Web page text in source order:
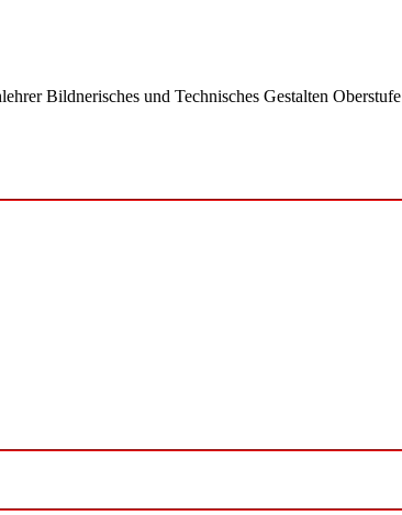
Bildnerisches und Technisches Gestalten Oberstufe